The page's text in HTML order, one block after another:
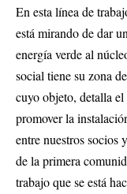
En esta línea de
está mirando de dar
energía verde al
social tiene su zona
cuyo objeto, detalla el
promover la
entre nuestros socios
de la primera
trabajo que se está